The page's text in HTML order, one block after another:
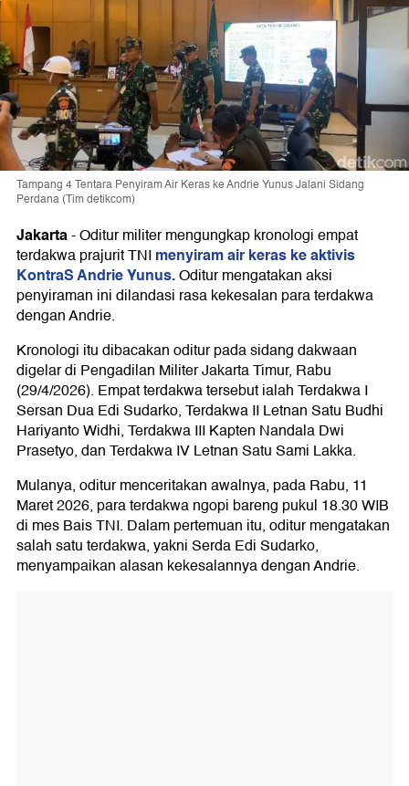
Tampang 4 Tentara Penyiram Air Keras ke Andrie Yunus Jalani Sidang
Perdana (Tim detikcom)
Jakarta-Oditur militer mengungkap kronologi empat
terdakwa prajurit TNImenyiram air keras ke aktivis
KontraS Andrie Yunus.Oditur mengatakan aksi
penyiraman ini dilandasi rasa kekesalan para terdakwa
dengan Andrie.
Kronologi itu dibacakan oditur pada sidang dakwaan
digelar di Pengadilan Militer Jakarta Timur, Rabu
(29/4/2026). Empat terdakwa tersebut ialah Terdakwa I
Sersan Dua Edi Sudarko, Terdakwa II Letnan Satu Budhi
Hariyanto Widhi, Terdakwa III Kapten Nandala Dwi
Prasetyo, dan Terdakwa IV Letnan Satu Sami Lakka.
Mulanya, oditur menceritakan awalnya, pada Rabu, 11
Maret 2026, para terdakwa ngopi bareng pukul 18.30 WIB
di mes Bais TNI. Dalam pertemuan itu, oditur mengatakan
salah satu terdakwa, yakni Serda Edi Sudarko,
menyampaikan alasan kekesalannya dengan Andrie.